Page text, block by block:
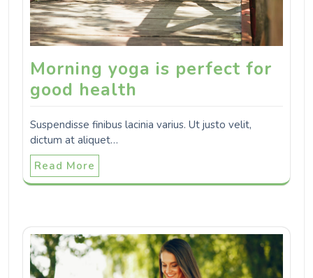
Morning yoga is perfect for
good health
Suspendisse finibus lacinia varius. Ut justo velit,
dictum at aliquet…
Read More